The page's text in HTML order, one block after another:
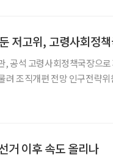
저고위, 고령사회정
, 공석 고령사회정책국장으
원회로 전환을 앞두고 있는 저출산·
거 이후 속도 올리나